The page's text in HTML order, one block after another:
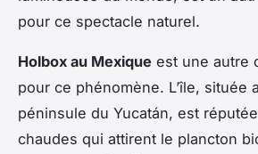
pour ce spectacle naturel.
Holbox au Mexique est une autre
pour ce phénomène. L’île, située
péninsule du Yucatán, est
chaudes qui attirent le plancton